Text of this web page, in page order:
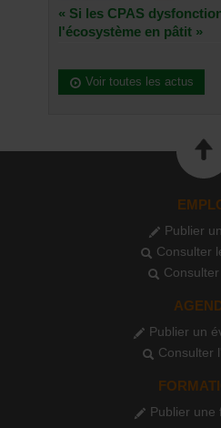
« Si les CPAS
l'écosystème en pâtit »
Voir toutes les actus
Publier
Consulter
Publier un
Consulter
Publier une